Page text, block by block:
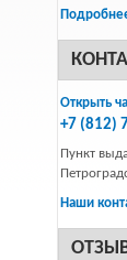
Открыть
+7 (812)
Пункт
Наши